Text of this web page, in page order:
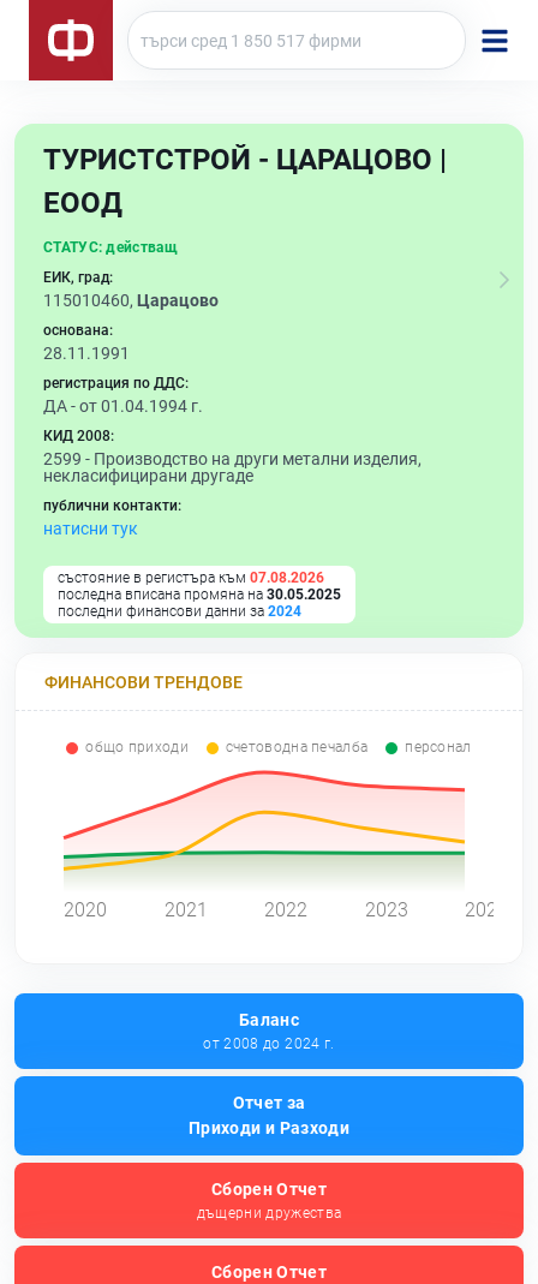
ТУРИСТСТРОЙ - ЦАРАЦОВО |
ЕООД
СТАТУС: действащ
ЕИК, град:
115010460, Царацово
основана:
28.11.1991
регистрация по ДДС:
ДА - от 01.04.1994 г.
КИД 2008:
2599 - Производство на други метални изделия,
некласифицирани другаде
публични контакти:
натисни тук
състояние в регистъра към 07.08.2026
последна вписана промяна на 30.05.2025
последни финансови данни за 2024
ФИНАНСОВИ ТРЕНДОВЕ
общо приходи счетоводна печалба персонал
2020 2021 2022 2023 2024
Баланс
от 2008 до 2024 г.
Отчет за
Приходи и Разходи
Сборен Отчет
дъщерни дружества
Сборен Отчет